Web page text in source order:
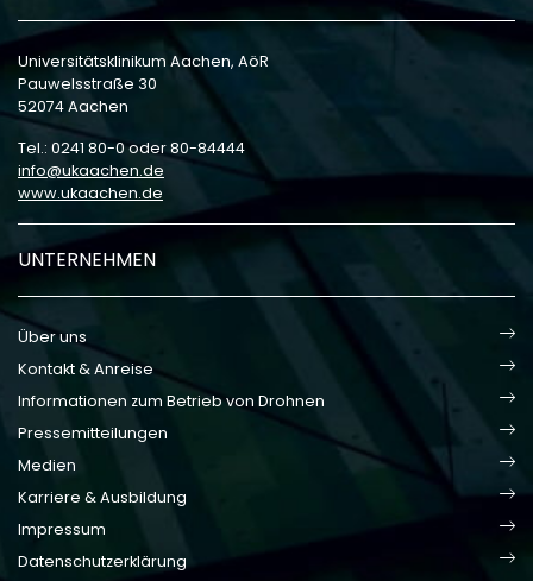
Universitätsklinikum Aachen, AöR
Pauwelsstraße 30
52074 Aachen
Tel.: 0241 80-0 oder 80-84444
info
ukaachen de
www.ukaachen.de
UNTERNEHMEN
Über uns
Kontakt & Anreise
Informationen zum Betrieb von Drohnen
Pressemitteilungen
Medien
Karriere & Ausbildung
Impressum
Datenschutzerklärung